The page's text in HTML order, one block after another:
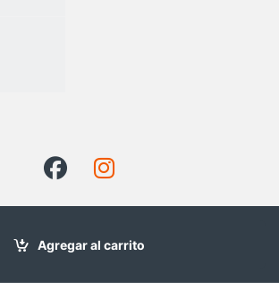
Agregar al carrito
+56954948615